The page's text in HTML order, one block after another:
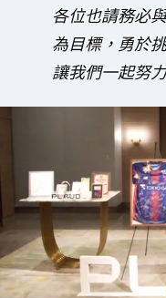
各位也請務必
為目標，勇於
讓我們一起努